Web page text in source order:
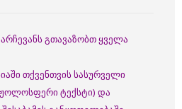
არჩევანს გთავაზობთ ყველა
თქვენთვის სასურველი
ტექსტი) და